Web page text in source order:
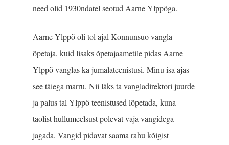
need olid 1930ndatel seotud Aarne Ylppöga.
Aarne Ylppö oli tol ajal Konnunsuo vangla
õpetaja, kuid lisaks õpetajaametile pidas Aarne
Ylppö vanglas ka jumalateenistusi. Minu isa ajas
see täiega marru. Nii läks ta vangladirektori juurde
ja palus tal Ylppö teenistused lõpetada, kuna
taolist hullumeelsust polevat vaja vangidega
jagada. Vangid pidavat saama rahu kõigist